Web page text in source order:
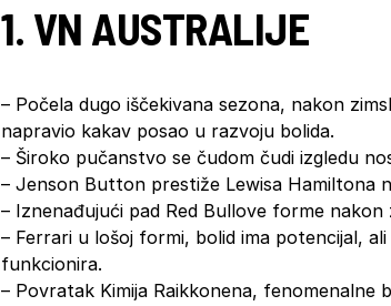
1. VN AUSTRALIJE
– Počela dugo iščekivana sezona, nakon
napravio kakav posao u razvoju bolida.
– Široko pučanstvo se čudom čudi izgledu
– Jenson Button prestiže Lewisa Hamiltona
– Iznenađujući pad Red Bullove forme
– Ferrari u lošoj formi, bolid ima potencijal,
funkcionira.
– Povratak Kimija Raikkonena, fenomenalne